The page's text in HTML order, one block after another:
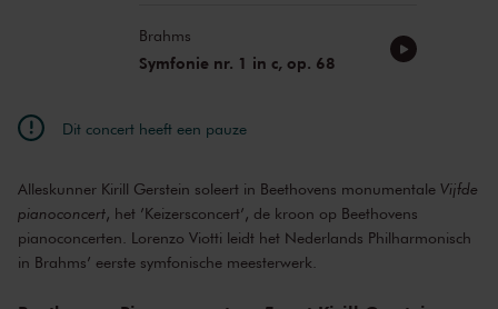
Brahms
Symfonie nr. 1 in c, op. 68
Dit concert heeft een pauze
Alleskunner Kirill Gerstein soleert in Beethovens monumentale Vijfde
pianoconcert, het ’Keizersconcert’, de kroon op Beethovens
pianoconcerten. Lorenzo Viotti leidt het Nederlands Philharmonisch
in Brahms’ eerste symfonische meesterwerk.